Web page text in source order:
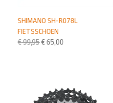
SHIMANO SH-R078L
FIETSSCHOEN
€99,95€ 65,00